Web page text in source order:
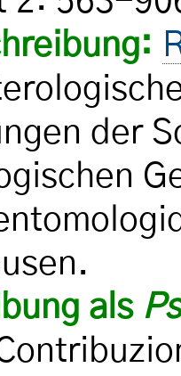
der
als